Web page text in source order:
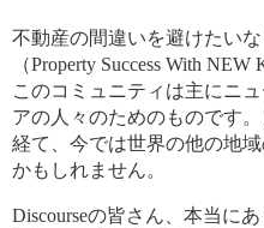
不動産の間違いを避けたい
（Property Success With
このコミュニティは主にニ
アの人々のためのものです
経て、今では世界の他の地
かもしれません。
Discourseの皆さん、本当に